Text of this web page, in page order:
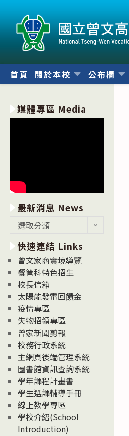
內
首頁 關於本校 公布欄
媒體專區 Media
最新消息 News
消
息
News
選取分類
快速連結 Links
曾文家商實境導覽
餐管科特色招生
校長信箱
太陽能發電回饋金
疫情專區
失物招領專區
曾家新聞剪報
校務行政系統
主網頁後端管理系統
圖書館資訊查詢系統
學年課程計畫書
學生選課輔導手冊
線上教學專區
學校介紹(School
Introduction)